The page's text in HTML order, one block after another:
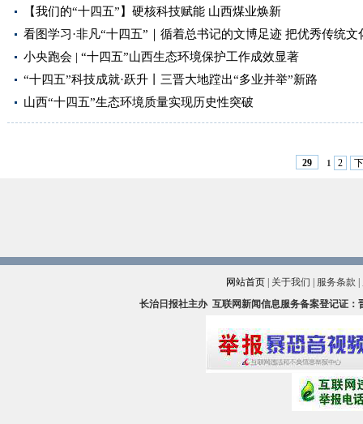
【我们的“十四五”】硬核科技赋能 山西煤业焕新
看图学习·非凡“十四五”｜循着总书记的文博足迹 把优秀传统文
小央跑会 | “十四五”山西生态环境保护工作成效显著
“十四五”科技成就·跃升丨三晋大地蹚出“多业并举”新路
山西“十四五”生态环境质量实现历史性突破
29 1 2
网站首页| 关于我们 服务条款
长治日报社主办 互联网新闻信息服务备案登记证：